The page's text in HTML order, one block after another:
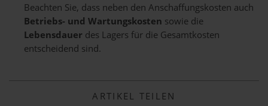
Beachten Sie, dass neben den Anschaffungskosten auch
Betriebs- und Wartungskosten sowie die
Lebensdauer des Lagers für die Gesamtkosten
entscheidend sind.
ARTIKEL TEILEN